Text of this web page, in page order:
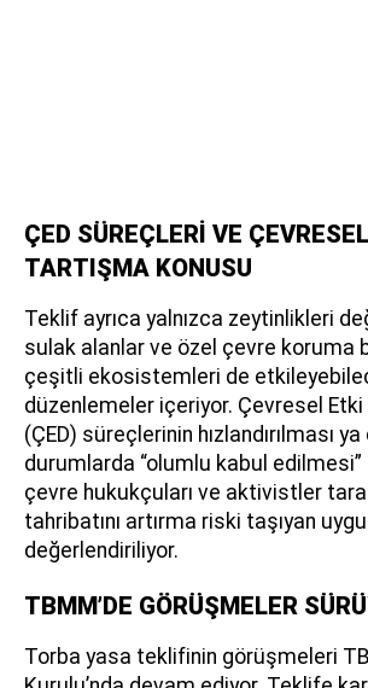
ÇED SÜREÇLERİ VE
TARTIŞMA KONUSU
Teklif ayrıca yalnızca zeytinlikleri
sulak alanlar ve özel çevre koruma
çeşitli ekosistemleri de
düzenlemeler içeriyor. Çevresel
(ÇED) süreçlerinin hızlandırılması ya
durumlarda “olumlu kabul
çevre hukukçuları ve aktivistler
tahribatını artırma riski taşıyan
değerlendiriliyor.
TBMM’DE GÖRÜŞMELER
Torba yasa teklifinin görüşmeleri